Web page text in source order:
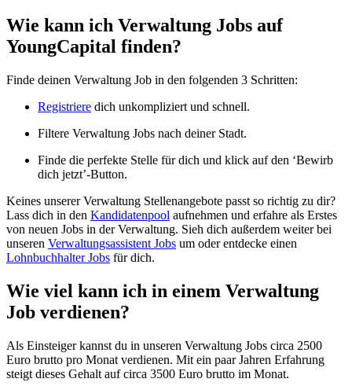
Wie kann ich Verwaltung Jobs auf
YoungCapital finden?
Finde deinen Verwaltung Job in den folgenden 3 Schritten:
Registriere dich unkompliziert und schnell.
Filtere Verwaltung Jobs nach deiner Stadt.
Finde die perfekte Stelle für dich und klick auf den ‘Bewirb
dich jetzt’-Button.
Keines unserer Verwaltung Stellenangebote passt so richtig zu dir?
Lass dich in den Kandidatenpool aufnehmen und erfahre als Erstes
von neuen Jobs in der Verwaltung. Sieh dich außerdem weiter bei
unseren Verwaltungsassistent Jobs um oder entdecke einen
Lohnbuchhalter Jobs für dich.
Wie viel kann ich in einem Verwaltung
Job verdienen?
Als Einsteiger kannst du in unseren Verwaltung Jobs circa 2500
Euro brutto pro Monat verdienen. Mit ein paar Jahren Erfahrung
steigt dieses Gehalt auf circa 3500 Euro brutto im Monat.